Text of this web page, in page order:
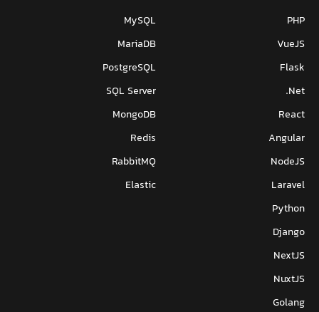
PHP
VueJS
Flask
Net.
React
Angular
NodeJS
Laravel
Python
Django
NextJS
NuxtJS
Golang
MySQL
MariaDB
PostgreSQL
SQL Server
MongoDB
Redis
RabbitMQ
Elastic